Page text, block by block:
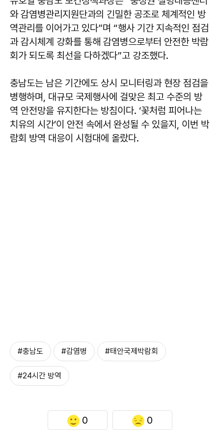
와 감염병관리지원단과의 긴밀한 공조로 체계적인 방
역관리를 이어가고 있다”며 “행사 기간 지속적인 점검
과 감시체계 강화를 통해 감염병으로부터 안전한 박람
회가 되도록 최선을 다하겠다”고 강조했다.
충남도는 남은 기간에도 상시 모니터링과 현장 점검을
병행하며, 대규모 국제행사에 걸맞은 최고 수준의 방
역 안전망을 유지한다는 방침이다. ‘꽃처럼 피어나는
치유의 시간’이 안전 속에서 완성될 수 있을지, 이번 박
람회 방역 대응이 시험대에 올랐다.
#충남도 #감염병 #태안국제박람회
#24시간 방역
0 0